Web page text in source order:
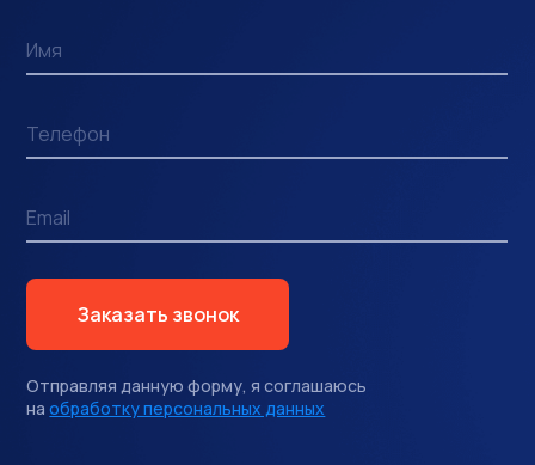
Заказать звонок
Отправляя данную форму, я соглашаюсь
на обработку персональных данных